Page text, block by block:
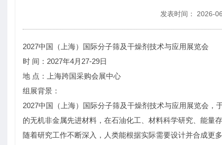
发表时间： 2026-
2027中国（上海）国际分子筛及干燥剂技术与应用展览会
时 间：2027年4月27-29日
地 点：上海跨国采购会展中心
组展背景：
2027中国（上海）国际分子筛及干燥剂技术与应用展览会
的无机非金属先进材料，在石油化工、材料科学研究、能量
随着研究工作不断深入，人类能根据实际需要设计并合成更